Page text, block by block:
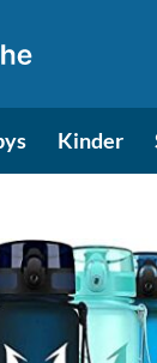
Kinder